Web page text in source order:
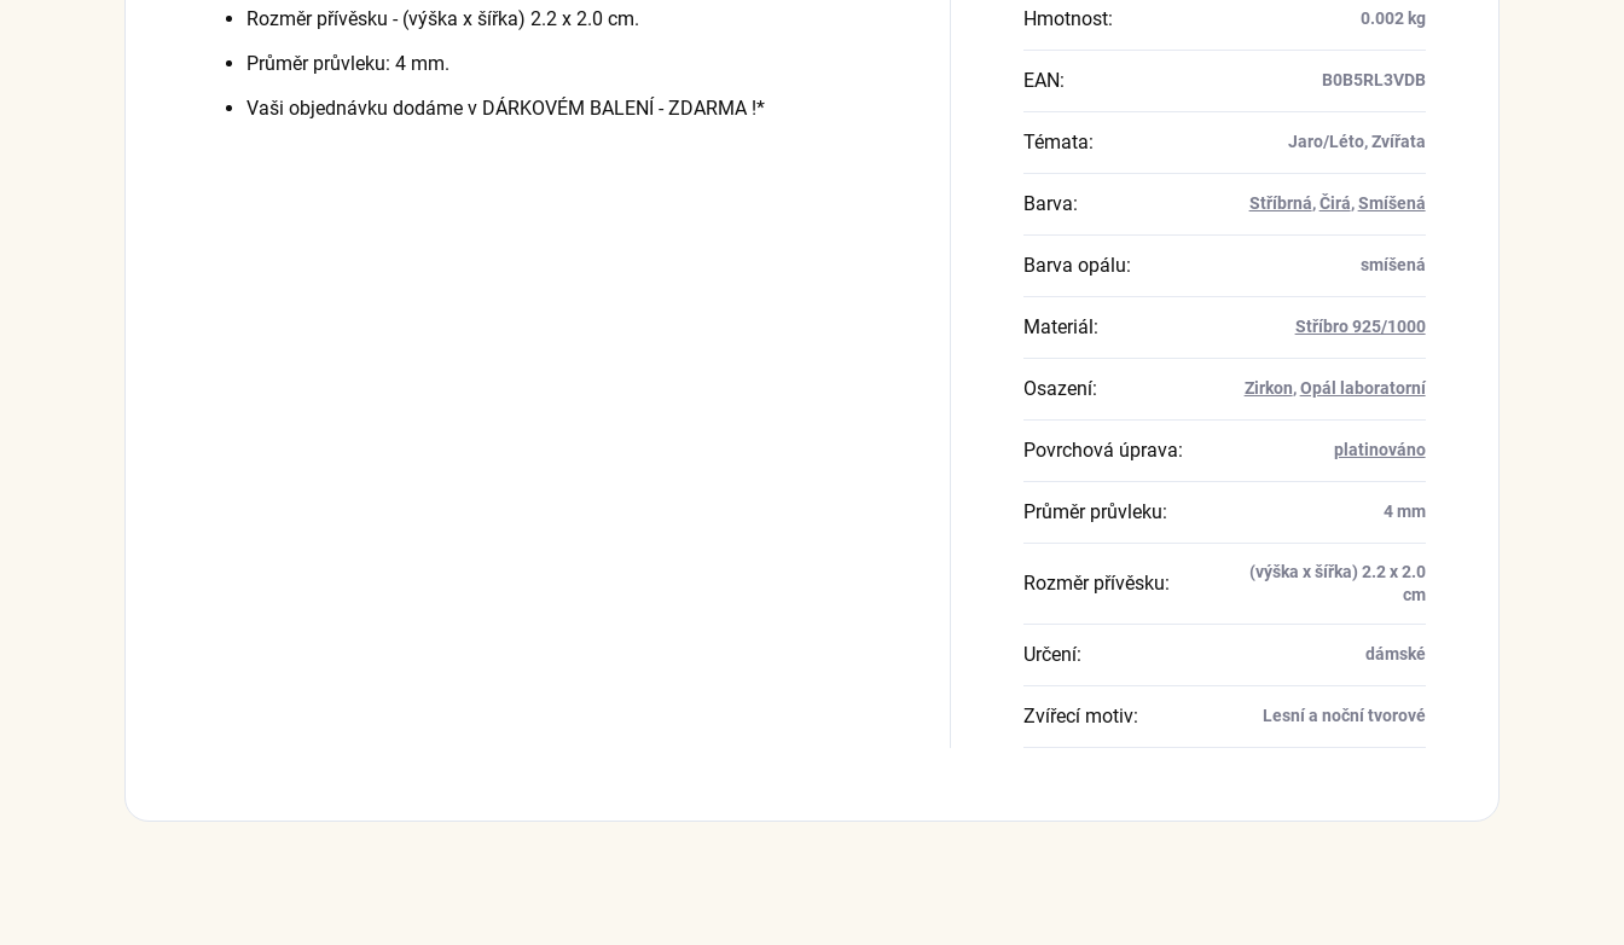
Rozměr přívěsku - (výška x šířka) 2.2 x 2.0 cm.
Průměr průvleku: 4 mm.
Vaši objednávku dodáme v DÁRKOVÉM BALENÍ - ZDARMA !*
Hmotnost: 0.002 kg
EAN: B0B5RL3VDB
Témata: Jaro/Léto, Zvířata
Barva: Stříbrná,Čirá,Smíšená
Barva opálu: smíšená
Materiál : Stříbro 925/1000
Osazení: Zirkon,Opál laboratorní
Povrchová úprava: platinováno
Průměr průvleku: 4 mm
Rozměr přívěsku:
(výška x šířka) 2.2 x 2.0
cm
Určení: dámské
Zvířecí motiv: Lesní a noční tvorové